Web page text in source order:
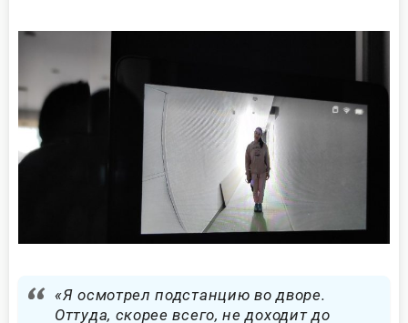
«Я осмотрел подстанцию во дворе.
Оттуда, скорее всего, не доходит до